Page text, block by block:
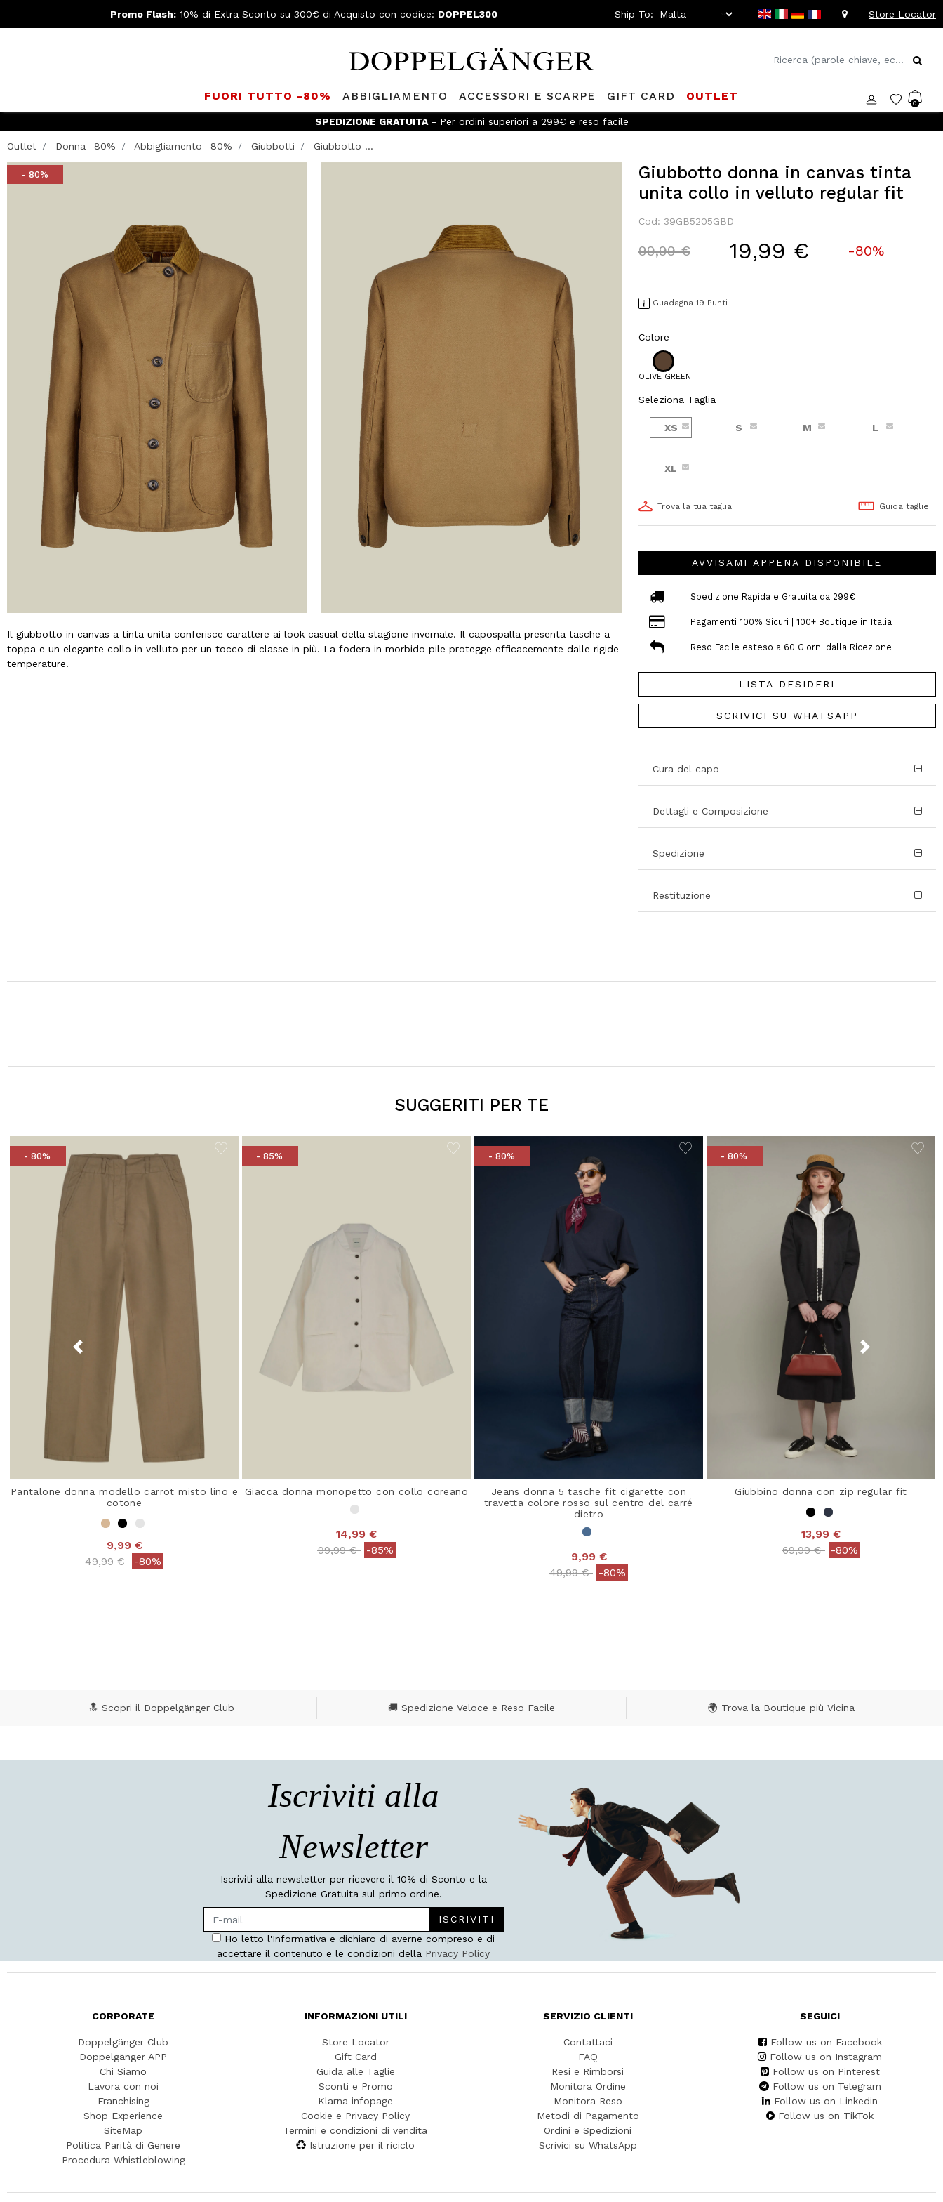
Promo Flash:10% di Extra Sconto su 300€ di Acquisto con codice: DOPPEL300 Ship To: Store Locator
FUORI TUTTO -80% ABBIGLIAMENTO ACCESSORI E SCARPE GIFT CARD OUTLET
0
SPEDIZIONE GRATUITA- Per ordini superiori a 299€ e reso facile
Outlet Donna -80% Abbigliamento -80% Giubbotti Giubbotto ...
- 80%
Il giubbotto in canvas a tinta unita conferisce carattere ai look casual della stagione invernale. Il capospalla presenta tasche a
toppa e un elegante collo in velluto per un tocco di classe in più. La fodera in morbido pile protegge efficacemente dalle rigide
temperature.
Giubbotto donna in canvas tinta
unita collo in velluto regular fit
Cod: 39GB5205GBD
Price reduced from
99,99 €to 19,99 € -80%
Guadagna 19 Punti
Colore
OLIVE GREEN
Seleziona Taglia
XS S M L
XL
Trova la tua taglia Guida taglie
AVVISAMI APPENA DISPONIBILE
Spedizione Rapida e Gratuita da 299€
Pagamenti 100% Sicuri | 100+ Boutique in Italia
Reso Facile esteso a 60 Giorni dalla Ricezione
LISTA DESIDERI
SCRIVICI SU WHATSAPP
Cura del capo
Dettagli e Composizione
Spedizione
Restituzione
SUGGERITI PER TE
- 80%
Pantalone donna modello carrot misto lino e
cotone
9,99 €
Price reduced from
49,99 €to-80%
- 85%
Giacca donna monopetto con collo coreano
14,99 €
Price reduced from
99,99 €to-85%
- 80%
Jeans donna 5 tasche fit cigarette con
travetta colore rosso sul centro del carré
dietro
9,99 €
Price reduced from
49,99 €to-80%
- 80%
Giubbino donna con zip regular fit
13,99 €
Price reduced from
69,99 €to-80%
🔝 Scopri il Doppelgänger Club 🚚 Spedizione Veloce e Reso Facile 🌍 Trova la Boutique più Vicina
Iscriviti alla
Newsletter
Iscriviti alla newsletter per ricevere il 10% di Sconto e la
Spedizione Gratuita sul primo ordine.
ISCRIVITI
Ho letto l'Informativa e dichiaro di averne compreso e di
accettare il contenuto e le condizioni della Privacy Policy
CORPORATE
Doppelgänger Club
Doppelgänger APP
Chi Siamo
Lavora con noi
Franchising
Shop Experience
SiteMap
Politica Parità di Genere
Procedura Whistleblowing
INFORMAZIONI UTILI
Store Locator
Gift Card
Guida alle Taglie
Sconti e Promo
Klarna infopage
Cookie e Privacy Policy
Termini e condizioni di vendita
Istruzione per il riciclo
SERVIZIO CLIENTI
Contattaci
FAQ
Resi e Rimborsi
Monitora Ordine
Monitora Reso
Metodi di Pagamento
Ordini e Spedizioni
Scrivici su WhatsApp
SEGUICI
Follow us on Facebook
Follow us on Instagram
Follow us on Pinterest
Follow us on Telegram
Follow us on Linkedin
Follow us on TikTok